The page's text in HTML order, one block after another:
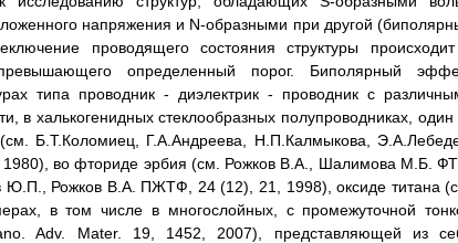
напряжения и N-образными при другой
проводящего состояния структуры
определенный порог. Биполярный
типа проводник - диэлектрик - проводник с
в халькогенидных стеклообразных полупроводниках, один
Б.Т.Коломиец, Г.А.Андреева, Н.П.Калмыкова,
во фториде эрбия (см. Рожков В.А., Шалимова М.Б.
Ю.П., Рожков В.А. ПЖТФ, 24 (12), 21, 1998), оксиде титана
в том числе в многослойных, с промежуточной
Adv. Mater. 19, 1452, 2007), представляющей из